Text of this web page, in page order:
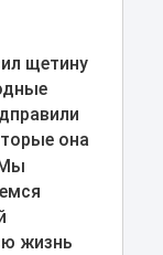
щетину
она
жизнь